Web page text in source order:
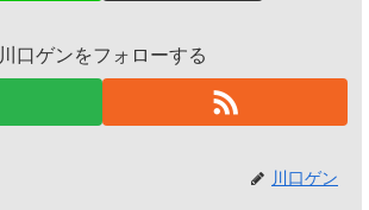
川口ゲンをフォローする
川口ゲン